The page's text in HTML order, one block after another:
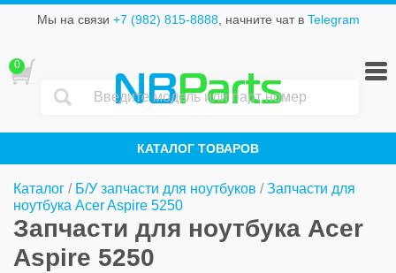
Мы на связи +7 (982) 815-8888, начните чат в Telegram
NBParts
КАТАЛОГ ТОВАРОВ
0
Каталог / Б/У запчасти для ноутбуков /Запчасти для
ноутбука Acer Aspire 5250
Запчасти для ноутбука Acer
Aspire 5250